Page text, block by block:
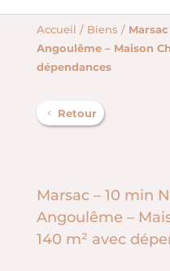
Accueil / Biens /
Angoulême – Maison
dépendances
Retour
Marsac – 10 min
Angoulême –
140 m² avec